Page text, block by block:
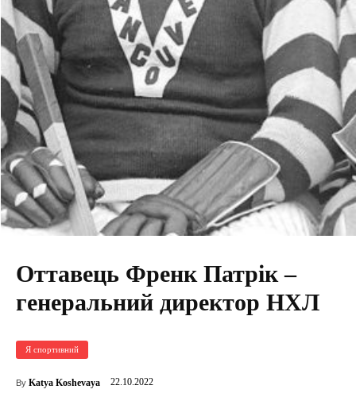
Оттавець Френк Патрік –
генеральний директор НХЛ
Я спортивний
By Katya Koshevaya 22.10.2022